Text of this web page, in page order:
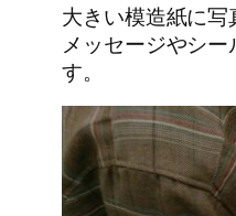
大きい模造紙に
メッセージやシー
す。